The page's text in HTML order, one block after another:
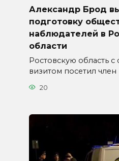
Александр Брод
подготовку
наблюдателей в
области
Ростовскую область
визитом посетил член
20